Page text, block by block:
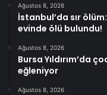
Ağustos 8, 2026
İstanbul’da sır
evinde ölü bulundu!
Ağustos 8, 2026
Bursa Yıldırım’da
eğleniyor
Ağustos 8, 2026